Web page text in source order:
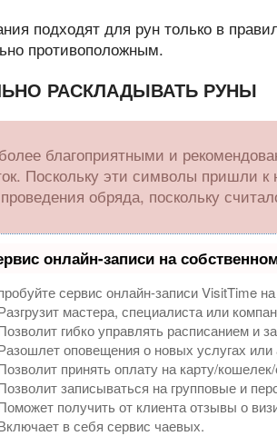
подходят для рун только в
противоположным.
РАСКЛАДЫВАТЬ РУНЫ
благоприятными и
Поскольку эти символы пришли к
обряда, поскольку
онлайн-записи на
сервис онлайн-записи VisitTime
мастера, специалиста или
гибко управлять расписанием и
оповещения о новых услугах или
принять оплату на карту/кошелек/
записываться на групповые и
получить от клиента отзывы о
в себя сервис чаевых.